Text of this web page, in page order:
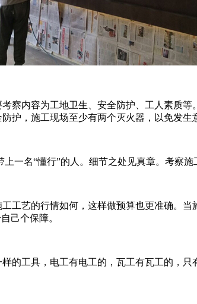
察内容为工地卫生、安全防护、工人素质
护，施工现场至少有两个灭火器，以免发生
一名“懂行”的人。细节之处见真章。考察
工艺的行情如何，这样做预算也更准确。
己个保障。
的工具，电工有电工的，瓦工有瓦工的，